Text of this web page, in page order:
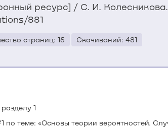
ресурс] / С. И.
881
страниц: 16 Скачиваний: 481
1
теме: «Основы теории вероятностей.